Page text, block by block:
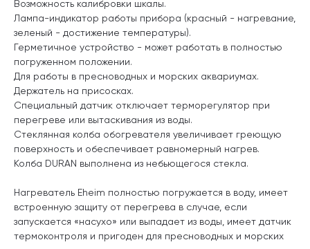
Возможность калибровки шкалы.
Лампа-индикатор работы прибора (красный - нагревание,
зеленый - достижение температуры).
Герметичное устройство - может работать в полностью
погруженном положении.
Для работы в пресноводных и морских аквариумах.
Держатель на присосках.
Специальный датчик отключает терморегулятор при
перегреве или вытаскивания из воды.
Стеклянная колба обогревателя увеличивает греющую
поверхность и обеспечивает равномерный нагрев.
Колба DURAN выполнена из небьющегося стекла.
Нагреватель Eheim полностью погружается в воду, имеет
встроенную защиту от перегрева в случае, если
запускается «насухо» или выпадает из воды, имеет датчик
термоконтроля и пригоден для пресноводных и морских